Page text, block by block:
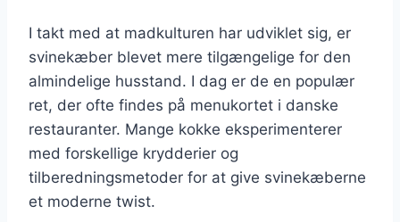
I takt med at madkulturen har udviklet sig, er
svinekæber blevet mere tilgængelige for den
almindelige husstand. I dag er de en populær
ret, der ofte findes på menukortet i danske
restauranter. Mange kokke eksperimenterer
med forskellige krydderier og
tilberedningsmetoder for at give svinekæberne
et moderne twist.